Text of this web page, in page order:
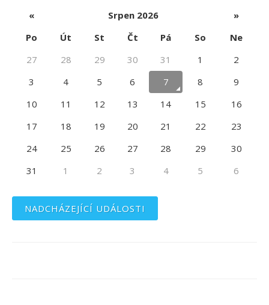
« Srpen 2026
»
Po
Út St Čt Pá So
Ne
27
28 29 30 31 1
2
3
4 5 6 7 8
9
10
11 12 13 14 15
16
17
18 19 20 21 22
23
24
25 26 27 28 29
30
31
1 2 3 4 5 6
NADCHÁZEJÍCÍ UDÁLOSTI